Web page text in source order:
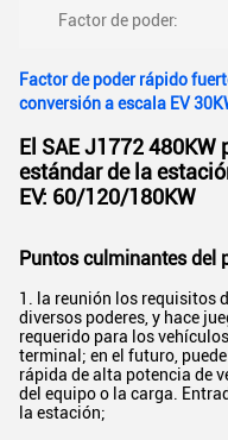
Factor de poder:
Factor de poder rápido
conversión a escala EV
El SAE J1772
estándar de la
EV: 60/120/180KW
Puntos culminantes del
1. la reunión los requisitos
diversos poderes, y hace
requerido para los
terminal; en el futuro,
rápida de alta potencia de
del equipo o la carga.
la estación;